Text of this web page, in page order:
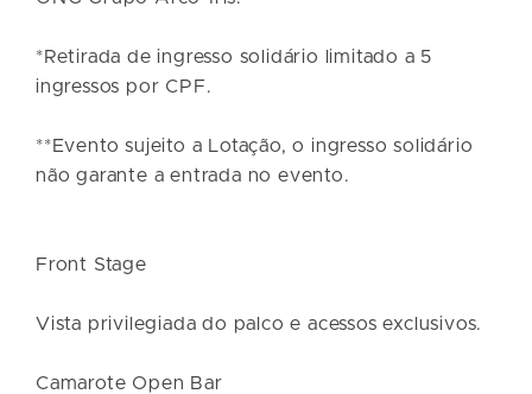
*Retirada de ingresso solidário limitado a 5
ingressos por CPF.
**Evento sujeito a Lotação, o ingresso solidário
não garante a entrada no evento.
Front Stage
Vista privilegiada do palco e acessos exclusivos.
Camarote Open Bar